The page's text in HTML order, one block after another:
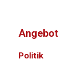
Angebot
Politik